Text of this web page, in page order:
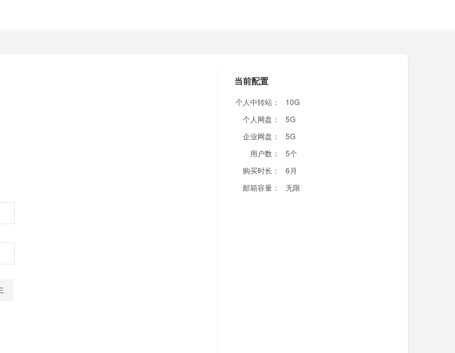
当前配置
个人中转站：
10G
个人网盘：
5G
企业网盘：
5G
用户数：
5个
购买时长：
6月
邮箱容量：
无限